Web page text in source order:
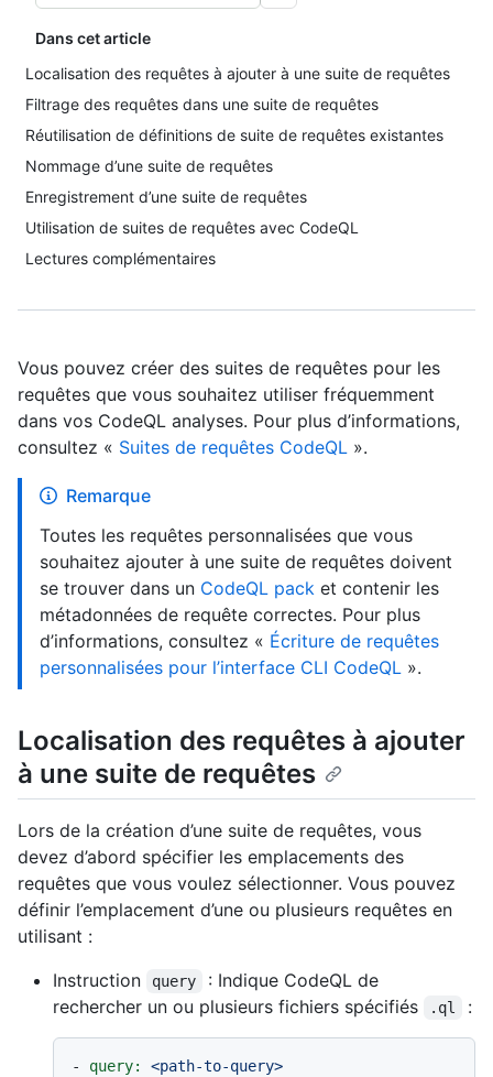
Dans cet article
Localisation des requêtes à ajouter à une suite de requêtes
Filtrage des requêtes dans une suite de requêtes
Réutilisation de définitions de suite de requêtes existantes
Nommage d’une suite de requêtes
Enregistrement d’une suite de requêtes
Utilisation de suites de requêtes avec CodeQL
Lectures complémentaires
Vous pouvez créer des suites de requêtes pour les
requêtes que vous souhaitez utiliser fréquemment
dans vos CodeQL analyses. Pour plus d’informations,
consultez « Suites de requêtes CodeQL ».
Remarque
Toutes les requêtes personnalisées que vous
souhaitez ajouter à une suite de requêtes doivent
se trouver dans un CodeQL pack et contenir les
métadonnées de requête correctes. Pour plus
d’informations, consultez « Écriture de requêtes
personnalisées pour l’interface CLI CodeQL ».
Localisation des requêtes à ajouter
à une suite de requêtes
Lors de la création d’une suite de requêtes, vous
devez d’abord spécifier les emplacements des
requêtes que vous voulez sélectionner. Vous pouvez
définir l’emplacement d’une ou plusieurs requêtes en
utilisant :
Instruction
query
: Indique CodeQL de
rechercher un ou plusieurs fichiers spécifiés
.ql :
- query: <path-to-query>